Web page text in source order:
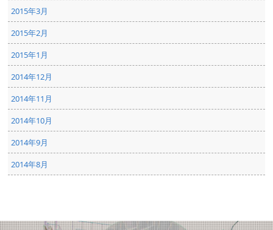
2015年3月
2015年2月
2015年1月
2014年12月
2014年11月
2014年10月
2014年9月
2014年8月